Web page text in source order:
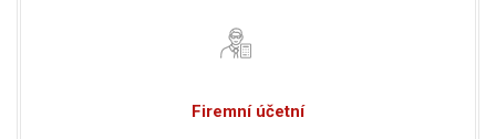
Firemní účetní